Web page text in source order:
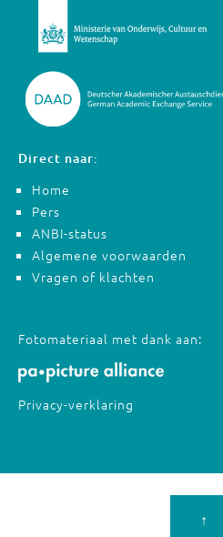
Direct naar:
Home
Pers
ANBI-status
Algemene voorwaarden
Vragen of klachten
Fotomateriaal met dank aan:
Privacy-verklaring
↑